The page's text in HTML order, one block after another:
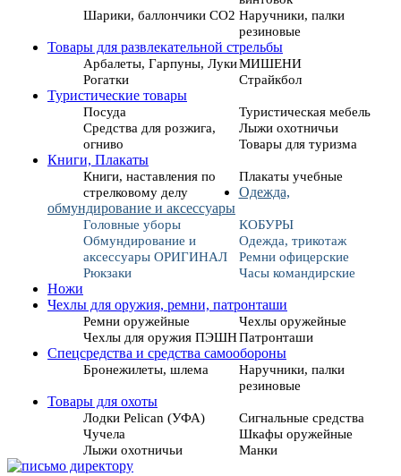
Шарики, баллончики СО2 Наручники, палки
резиновые
Товары для развлекательной стрельбы
Арбалеты, Гарпуны, ЛукиМИШЕНИ
Рогатки
Страйкбол
Туристические товары
Посуда
Туристическая мебель
Средства для розжига,
огниво
Лыжи охотничьи
Товары для туризма
Книги, Плакаты
Книги, наставления по
стрелковому делу
Плакаты учебные
Одежда,
обмундирование и аксессуары
Головные уборы
КОБУРЫ
Обмундирование и
аксессуары ОРИГИНАЛ
Одежда, трикотаж
Ремни офицерские
Рюкзаки
Часы командирские
Ножи
Чехлы для оружия, ремни, патронташи
Ремни оружейные
Чехлы оружейные
Чехлы для оружия ПЭШНПатронташи
Спецсредства и средства самообороны
Бронежилеты, шлема
Наручники, палки
резиновые
Товары для охоты
Лодки Pelican (УФА)
Сигнальные средства
Чучела
Шкафы оружейные
Лыжи охотничьи
Манки